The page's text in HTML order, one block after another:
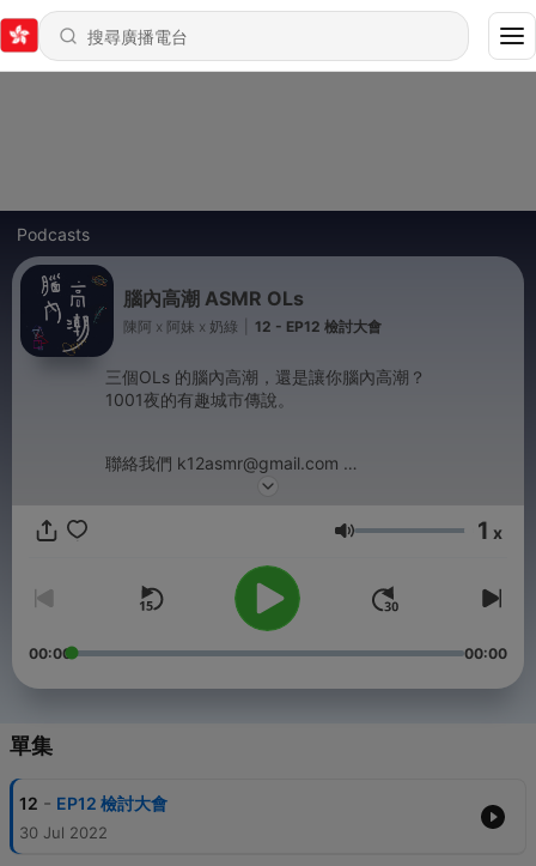
Podcasts
腦內高潮 ASMR OLs
陳阿 x 阿妹 x 奶綠 12 - EP12 檢討大會
三個OLs 的腦內高潮，還是讓你腦內高潮？
1001夜的有趣城市傳說。
聯絡我們 k12asmr@gmail.com
音量 1 x
00:00 00:00
單集
12 - EP12 檢討大會
30 Jul 2022